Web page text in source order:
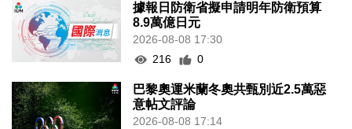
據報日防衛省擬申請明年防衛預算
8.9萬億日元
2026-08-08 17:30
216
0
巴黎奧運米蘭冬奧共甄別近2.5萬惡
意帖文評論
2026-08-08 17:14